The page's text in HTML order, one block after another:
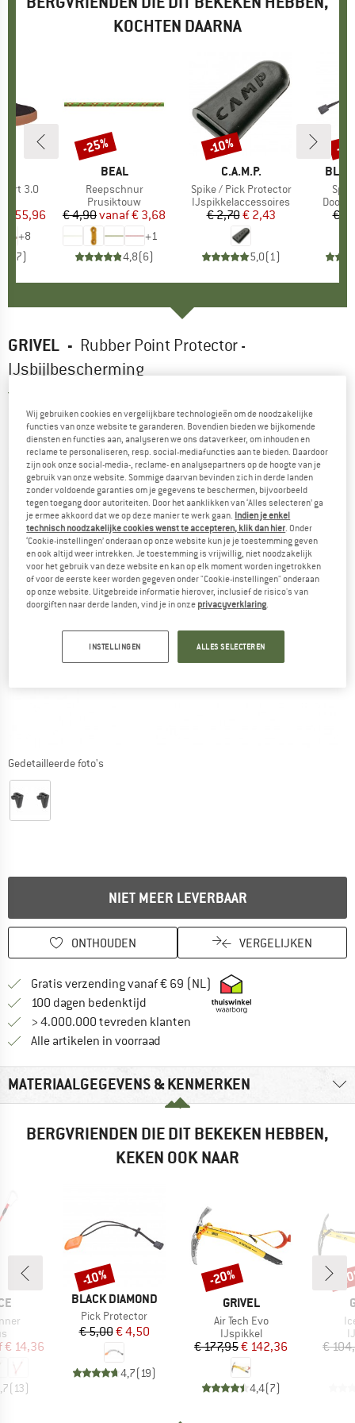
KOCHTEN DAARNA
3.0
prijs
€ 55,96
+8
7)
MERK
BEAL
Artikel
Reepschnur
Productgroep
Prusiktouw
Prijs
€ 4,90 Verlaagde prijs
vanaf€ 3,68
+1
4,8(6)
Korting
-25%
MERK
C.A.M.P.
Artikel
Spike / Pick Protector
Productgroep
IJspikkelaccessoires
Prijs
€ 2,70Verlaagde prijs
€ 2,43
5,0(1)
Korting
-10%
MERK
€
-
GRIVEL - Rubber Point Protector -
IJsbijlbescherming
Gedetailleerde foto's
NIET MEER LEVERBAAR
ONTHOUDEN VERGELIJKEN
Gratis verzending vanaf € 69 (NL) Vind hier de
100 dagen bedenktijd Vind de betalingsinformatie hier!
> 4.000.000 tevreden klanten
Alle artikelen in voorraad
MATERIAALGEGEVENS & KENMERKEN
BERGVRIENDEN DIE DIT BEKEKEN HEBBEN,
KEKEN OOK NAAR
prijs
€ 14,36
(13)
MERK
BLACK DIAMOND
Artikel
Pick Protector
Prijs
€ 5,00Verlaagde prijs
€ 4,50
4,7(19)
Korting
-10%
MERK
GRIVEL
Artikel
Air Tech Evo
Productgroep
IJspikkel
Prijs
€ 177,95Verlaagde prijs
€ 142,36
4,4(7)
Korting
-20%
€
-
Wij gebruiken cookies en vergelijkbare technologieën om de noodzakelijke
functies van onze website te garanderen. Bovendien bieden we bijkomende
diensten en functies aan, analyseren we ons dataverkeer, om inhouden en
reclame te personaliseren, resp. social-mediafuncties aan te bieden. Daardoor
zijn ook onze social-media-, reclame- en analysepartners op de hoogte van je
gebruik van onze website. Sommige daarvan bevinden zich in derde landen
zonder voldoende garanties om je gegevens te beschermen, bijvoorbeeld
tegen toegang door autoriteiten. Door het aanklikken van ‘Alles selecteren’ ga
je ermee akkoord dat we op deze manier te werk gaan. Indien je enkel
technisch noodzakelijke cookies wenst te accepteren, klik dan hier . Onder
‘Cookie-instellingen’ onderaan op onze website kun je je toestemming geven
en ook altijd weer intrekken. Je toestemming is vrijwillig, niet noodzakelijk
voor het gebruik van deze website en kan op elk moment worden ingetrokken
of voor de eerste keer worden gegeven onder "Cookie-instellingen" onderaan
op onze website. Uitgebreide informatie hierover, inclusief de risico's van
doorgiften naar derde landen, vind je in onze privacyverklaring
INSTELLINGEN ALLES SELECTEREN